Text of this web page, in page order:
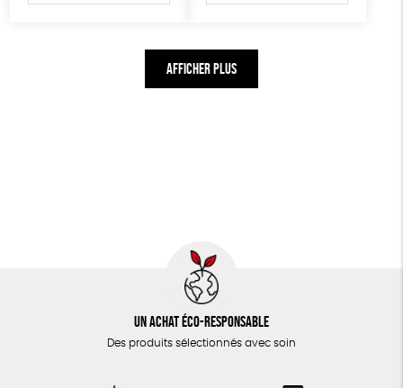
AFFICHER PLUS
Un achat éco-responsable
Des produits sélectionnés avec soin